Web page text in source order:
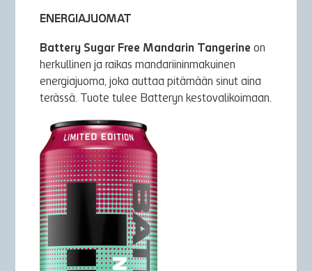
ENERGIAJUOMAT
Battery Sugar Free Mandarin Tangerineon
herkullinen ja raikas mandariininmakuinen
energiajuoma, joka auttaa pitämään sinut aina
terässä. Tuote tulee Batteryn kestovalikoimaan.